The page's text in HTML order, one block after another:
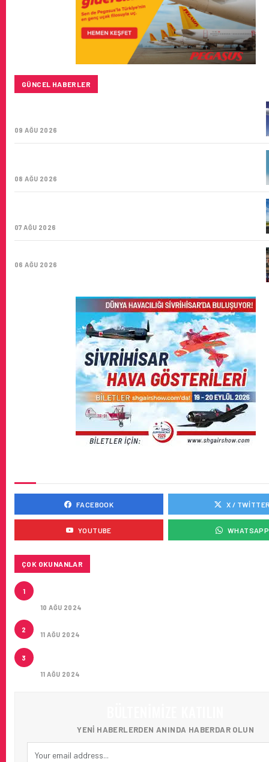
GÜNCEL HABERLER
09 AĞU 2026
08 AĞU 2026
07 AĞU 2026
06 AĞU 2026
FACEBOOK X /
YOUTUBE WHATSAPP
ÇOK OKUNANLAR
1
10 AĞU 2024
2
11 AĞU 2024
3
11 AĞU 2024
YENI HABERLERDEN ANINDA HABERDAR OLUN